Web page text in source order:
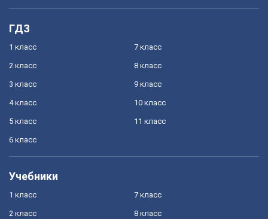
ГДЗ
1 класс
2 класс
3 класс
4 класс
5 класс
6 класс
7 класс
8 класс
9 класс
10 класс
11 класс
Учебники
1 класс
2 класс
7 класс
8 класс